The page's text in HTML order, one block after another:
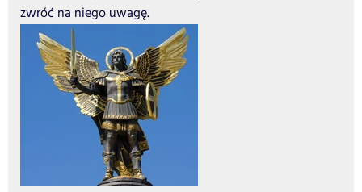
zwróć na niego uwagę.